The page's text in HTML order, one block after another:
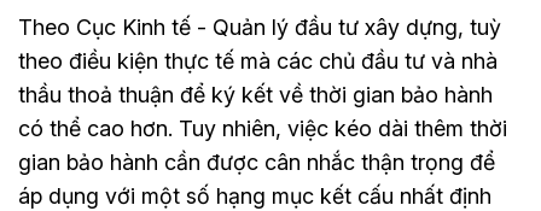
Theo Cục Kinh tế - Quản lý đầu tư xây dựng, tuỳ
theo điều kiện thực tế mà các chủ đầu tư và nhà
thầu thoả thuận để ký kết về thời gian bảo hành
có thể cao hơn. Tuy nhiên, việc kéo dài thêm thời
gian bảo hành cần được cân nhắc thận trọng để
áp dụng với một số hạng mục kết cấu nhất định